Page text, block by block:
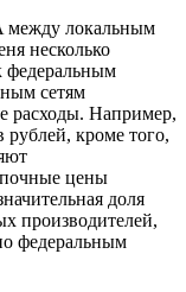
между локальным
несколько
федеральным
сетям
расходы. Например,
кроме того,
цены
доля
производителей,
федеральным